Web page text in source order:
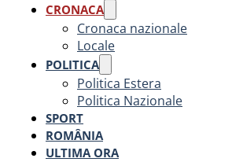
CRONACA
Cronaca nazionale
Locale
POLITICA
Politica Estera
Politica Nazionale
SPORT
ROMÂNIA
ULTIMA ORA